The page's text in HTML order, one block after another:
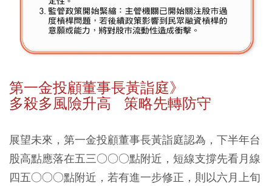
第一金投顧董事長黃詣庭》
多殺多風險升高 策略先轉防守
展望未來，第一金投顧董事長黃詣庭認為，下半年台
股高點應落在五三○○○點附近，短線支撐先看月線
四五○○○點附近，若有進一步修正，則以六月上旬